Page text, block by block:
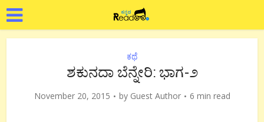
ಕಥೆ
ಶಕುನದಾ ಬೆನ್ನೇರಿ: ಭಾಗ-೨
November 20, 2015 by Guest Author 6 min read